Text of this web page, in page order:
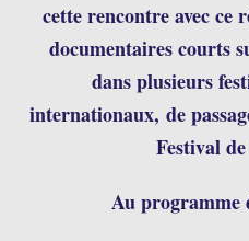
cette rencontre avec ce
documentaires courts
dans plusieurs
internationaux, de
Festival
Au programme